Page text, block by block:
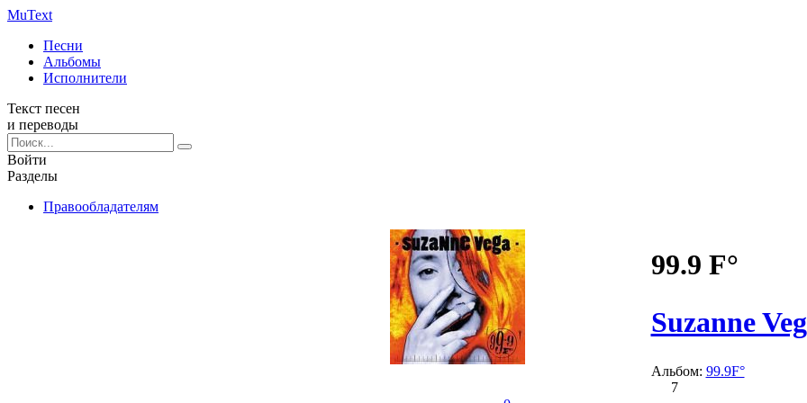
MuText
Песни
Альбомы
Исполнители
Текст песен
и переводы
Войти
Разделы
Правообладателям
99.9 F°
Suzanne
Альбом: 99.9F°
7